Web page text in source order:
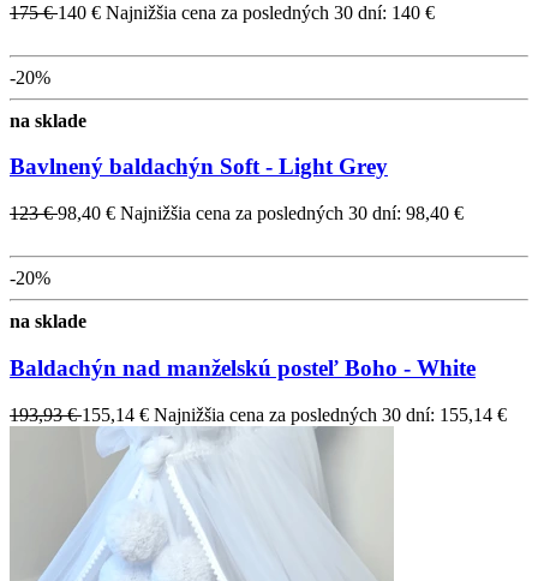
175 €140 € Najnižšia cena za posledných 30 dní: 140 €
-20%
na sklade
Bavlnený baldachýn Soft - Light Grey
123 €98,40 € Najnižšia cena za posledných 30 dní: 98,40 €
-20%
na sklade
Baldachýn nad manželskú posteľ Boho - White
193,93 €155,14 € Najnižšia cena za posledných 30 dní: 155,14 €